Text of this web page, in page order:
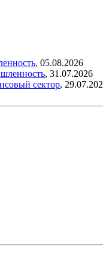
, 05.08.2026
, 31.07.2026
сектор,